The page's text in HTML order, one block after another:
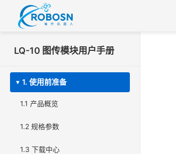
LQ-10 图传模块用户手册
1. 使用前准备
1.1 产品概览
1.2 规格参数
1.3 下载中心